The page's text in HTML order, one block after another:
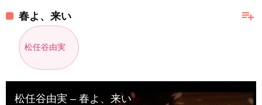
playlist_add
春よ、来い
松任谷由実
松任谷由実 – 春よ、来い